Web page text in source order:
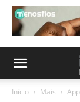
Início Mais